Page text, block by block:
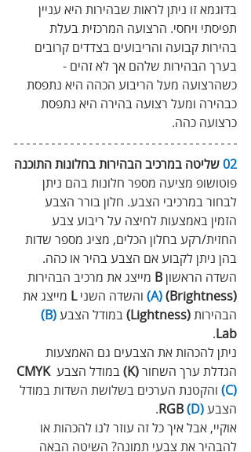
בדוגמא זו ניתן לראות שבהירות היא עניין
תפיסתי ויחסי. הרצועה המרכזית בעלת
בהירות קבועה והריבועים בצדדים קרובים
בערך הבהירות שלהם אך לא זהים -
כשהרצועה מעל הריבוע הכהה היא נתפסת
כבהירה ומעל רצועה בהירה היא נתפסת
כרצועה כהה.
02 שליטה במרכיב הבהירות בחלונות התוכנה
פוטושופ מציעה מספר חלונות בהם ניתן
לבחור במרכיבי הצבע. חלון בורר הצבע
הזמין באמצעות לחיצה על ריבוע צבע
החזית/רקע בחלון הכלים, מציג מספר שדות
בהן ניתן לקבוע אם הצבע בהיר או כהה.
השדה הראשון B מייצג את מרכיב הבהירות
(Brightness)
(A) והשדה השני L מייצג את
הבהירות (Lightness) במודל הצבע (B)
Lab
.
ניתן להכהות את הצבעים גם האמצעות
הגדלת ערך השחור (K) במודל הצבע CMYK
(C) והקטנת הערכים בשלושת השדות במודל
הצבע (D)
.
אוקיי, אבל איך כל זה עוזר לנו להכהות או
להבהיר את צבעי תמונה? השיטה הבאה